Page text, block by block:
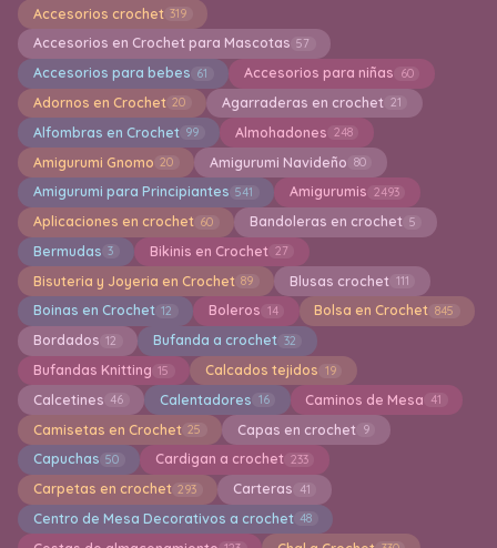
Accesorios crochet 319
Accesorios en Crochet para Mascotas 57
Accesorios para bebes 61 Accesorios para niñas 60
Adornos en Crochet 20 Agarraderas en crochet 21
Alfombras en Crochet 99 Almohadones 248
Amigurumi Gnomo 20 Amigurumi Navideño 80
Amigurumi para Principiantes 541 Amigurumis 2493
Aplicaciones en crochet 60 Bandoleras en crochet 5
Bermudas 3 Bikinis en Crochet 27
Bisuteria y Joyeria en Crochet 89 Blusas crochet 111
Boinas en Crochet 12 Boleros 14 Bolsa en Crochet 845
Bordados 12 Bufanda a crochet 32
Bufandas Knitting 15 Calcados tejidos 19
Calcetines 46 Calentadores 16 Caminos de Mesa 41
Camisetas en Crochet 25 Capas en crochet 9
Capuchas 50 Cardigan a crochet 233
Carpetas en crochet 293 Carteras 41
Centro de Mesa Decorativos a crochet 48